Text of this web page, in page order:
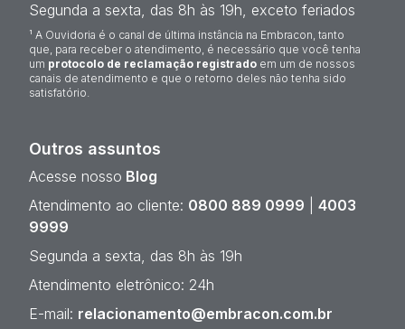
Segunda a sexta, das 8h às 19h, exceto feriados
¹ A Ouvidoria é o canal de última instância na Embracon, tanto
que, para receber o atendimento, é necessário que você tenha
um protocolo de reclamação registrado em um de nossos
canais de atendimento e que o retorno deles não tenha sido
satisfatório.
Outros assuntos
Acesse nosso Blog
Atendimento ao cliente: 0800 889 0999
4003
9999
Segunda a sexta, das 8h às 19h
Atendimento eletrônico: 24h
E-mail: relacionamento@embracon.com.br